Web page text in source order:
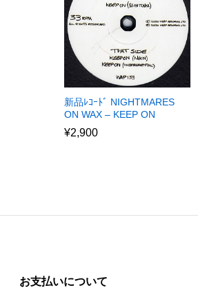
新品ﾚｺｰﾄﾞ NIGHTMARES
ON WAX – KEEP ON
¥2,900
お支払いについて